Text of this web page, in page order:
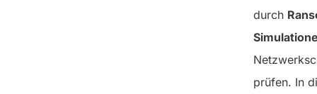
durch
prüfen. In